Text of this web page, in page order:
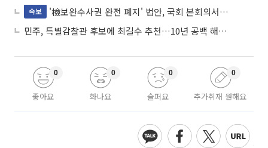
속보
'檢보완수사권 완전 폐지' 법안, 국회 본회의서 민주당 주도 통과
민주, 특별감찰관 후보에 최길수 추천…10년 공백 해소 속도
좋아요
0
화나요
0
슬퍼요
0
추가취재 원해요
0